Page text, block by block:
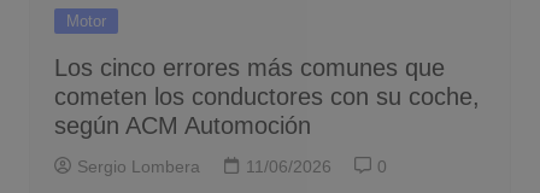
Motor
Los cinco errores más comunes que
cometen los conductores con su coche,
según ACM Automoción
Sergio Lombera 11/06/2026 0